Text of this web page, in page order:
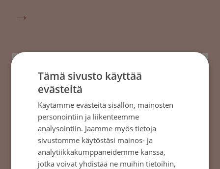
→
Tämä sivusto käyttää
evästeitä
Käytämme evästeitä sisällön, mainosten
personointiin ja liikenteemme
analysointiin. Jaamme myös tietoja
sivustomme käytöstäsi mainos- ja
analytiikkakumppaneidemme kanssa,
jotka voivat yhdistää ne muihin tietoihin,